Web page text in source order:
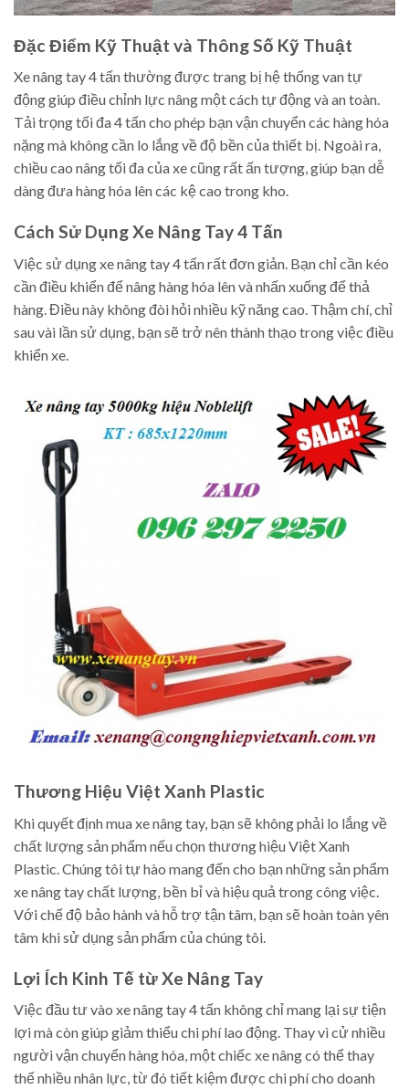
Đặc Điểm Kỹ Thuật và Thông Số Kỹ Thuật
Xe nâng tay 4 tấn thường được trang bị hệ thống van tự
động giúp điều chỉnh lực nâng một cách tự động và an toàn.
Tải trọng tối đa 4 tấn cho phép bạn vận chuyển các hàng hóa
nặng mà không cần lo lắng về độ bền của thiết bị. Ngoài ra,
chiều cao nâng tối đa của xe cũng rất ấn tượng, giúp bạn dễ
dàng đưa hàng hóa lên các kệ cao trong kho.
Cách Sử Dụng Xe Nâng Tay 4 Tấn
Việc sử dụng xe nâng tay 4 tấn rất đơn giản. Bạn chỉ cần kéo
cần điều khiển để nâng hàng hóa lên và nhấn xuống để thả
hàng. Điều này không đòi hỏi nhiều kỹ năng cao. Thậm chí, chỉ
sau vài lần sử dụng, bạn sẽ trở nên thành thạo trong việc điều
khiển xe.
Thương Hiệu Việt Xanh Plastic
Khi quyết định mua xe nâng tay, bạn sẽ không phải lo lắng về
chất lượng sản phẩm nếu chọn thương hiệu Việt Xanh
Plastic. Chúng tôi tự hào mang đến cho bạn những sản phẩm
xe nâng tay chất lượng, bền bỉ và hiệu quả trong công việc.
Với chế độ bảo hành và hỗ trợ tận tâm, bạn sẽ hoàn toàn yên
tâm khi sử dụng sản phẩm của chúng tôi.
Lợi Ích Kinh Tế từ Xe Nâng Tay
Việc đầu tư vào xe nâng tay 4 tấn không chỉ mang lại sự tiện
lợi mà còn giúp giảm thiểu chi phí lao động. Thay vì cử nhiều
người vận chuyển hàng hóa, một chiếc xe nâng có thể thay
thế nhiều nhân lực, từ đó tiết kiệm được chi phí cho doanh